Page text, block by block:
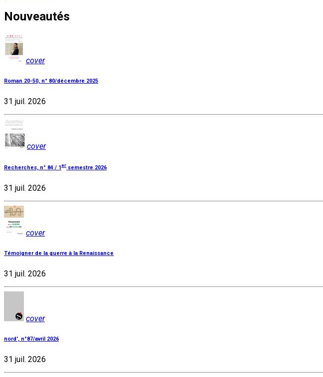
Nouveautés
cover
Roman 20-50, n° 80/décembre 2025
31 juil. 2026
cover
Recherches, n° 84 / 1 er semestre 2026
31 juil. 2026
cover
Témoigner de la guerre à la Renaissance
31 juil. 2026
cover
nord', n°87/avril 2026
31 juil. 2026